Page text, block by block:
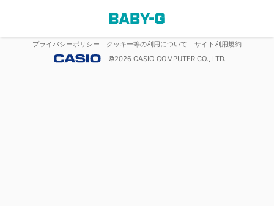
プライバシーポリシー クッキー等の利用について
サイト利用規約
©2026 CASIO COMPUTER CO., LTD.